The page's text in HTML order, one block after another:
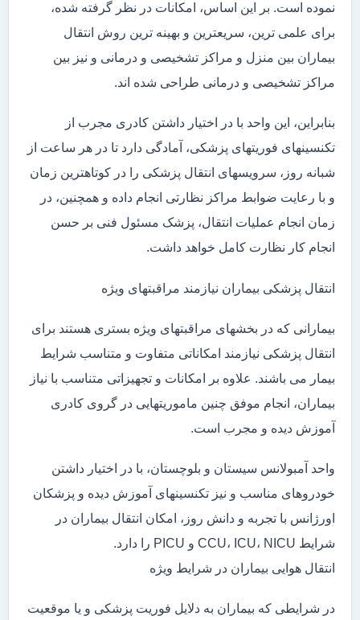
نموده است. بر این اساس، امکانات در نظر گرفته شده،
برای علمی ترین، سریعترین و بهینه ترین روش انتقال
بیماران بین منزل و مراکز تشخیصی و درمانی و نیز بین
مراکز تشخیصی و درمانی طراحی شده اند.
بنابراین، این واحد با در اختیار داشتن کادری مجرب از
تکنسینهای فوریتهای پزشکی، آمادگی دارد تا در هر ساعت از
شبانه روز، سرویسهای انتقال پزشکی را در کوتاهترین زمان
و با رعایت ضوابط مراکز نظارتی انجام داده و همچنین، در
زمان انجام عملیات انتقال، پزشک مسئول فنی بر حسن
انجام کار نظارت کامل خواهد داشت.
انتقال پزشکی بیماران نیازمند مراقبتهای ویژه
بیمارانی که در بخشهای مراقبتهای ویژه بستری هستند برای
انتقال پزشکی نیازمند امکاناتی متفاوت و متناسب شرایط
بیمار می باشند. علاوه بر امکانات و تجهیزاتی متناسب با نیاز
بیماران، انجام موفق چنین ماموریتهایی در گروی کادری
آموزش دیده و مجرب است.
واحد آمبولانس سیستان و بلوچستان، با در اختیار داشتن
خودروهای مناسب و نیز تکنسینهای آموزش دیده و پزشکان
اورژانس با تجربه و دانش روز، امکان انتقال بیماران در
شرایط CCU، ICU، NICU و PICU را دارد.
انتقال هوایی بیماران در شرایط ویژه
در شرایطی که بیماران به دلایل فوریت پزشکی و یا موقعیت